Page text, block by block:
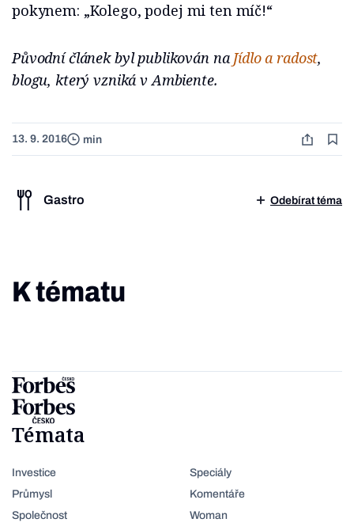
pokynem: „Kolego, podej mi ten míč!“
Původní článek byl publikován na Jídlo a radost,
blogu, který vzniká v Ambiente.
13. 9. 2016 min
Gastro Odebírat téma
K tématu
Témata
Investice
Průmysl
Společnost
Speciály
Komentáře
Woman